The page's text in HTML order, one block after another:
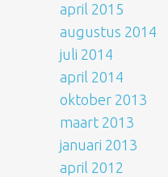
april 2015
augustus 2014
juli 2014
april 2014
oktober 2013
maart 2013
januari 2013
april 2012